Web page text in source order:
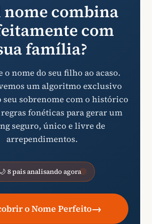
nome combina
com
família?
o nome do seu filho ao acaso.
um algoritmo exclusivo
seu sobrenome com o histórico
regras fonéticas para gerar um
seguro, único e livre de
arrependimentos.
🌙 8 pais analisando agora
o Nome Perfeito→